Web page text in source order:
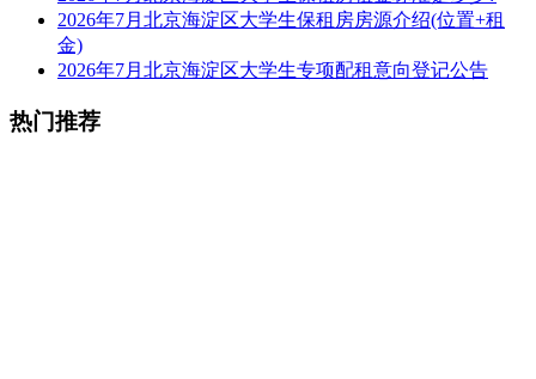
2026年7月北京海淀区大学生保租房房源介绍(位置+租
金)
2026年7月北京海淀区大学生专项配租意向登记公告
热门推荐